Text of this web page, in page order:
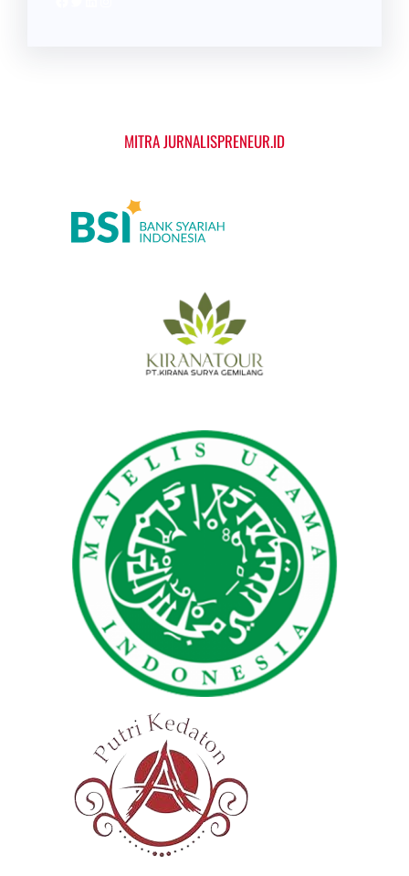
MITRA JURNALISPRENEUR.ID